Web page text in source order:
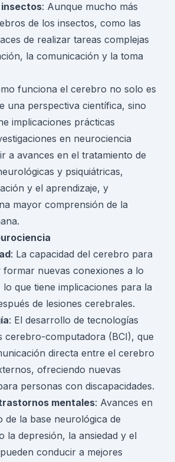
insectos: Aunque mucho más
de los insectos, como las
de realizar tareas complejas
la comunicación y la toma
funciona el cerebro no solo es
una perspectiva científica, sino
implicaciones prácticas
en neurociencia
a avances en el tratamiento de
y psiquiátricas,
y el aprendizaje, y
mayor comprensión de la
: La capacidad del cerebro para
formar nuevas conexiones a lo
lo que tiene implicaciones para la
de lesiones cerebrales.
: El desarrollo de tecnologías
cerebro-computadora (BCI), que
directa entre el cerebro
ofreciendo nuevas
personas con discapacidades.
mentales: Avances en
de la base neurológica de
la depresión, la ansiedad y el
conducir a mejores